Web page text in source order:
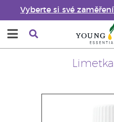
Vyberte si své